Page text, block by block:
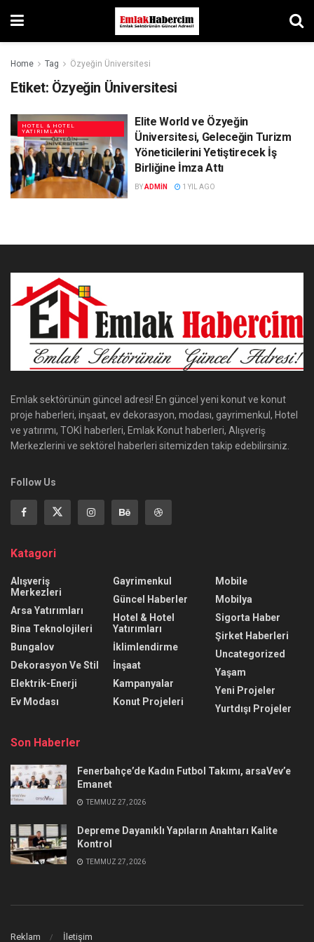
Home Tag Özyeğin Üniversitesi
Etiket: Özyeğin Üniversitesi
HOTEL & HOTEL
YATIRIMLARI
Elite World ve Özyeğin
Üniversitesi, Geleceğin Turizm
Yöneticilerini Yetiştirecek İş
Birliğine İmza Attı
BYADMIN 1 YIL AGO
Emlak sektörünün güncel adresi! En güncel yeni konut ve konut
proje haberleri, inşaat, ev dekorasyon, modası, gayrimenkul, Hotel
ve yatırımı, TOKİ haberleri, Emlak Konut haberleri, Alışveriş
Merkezlerini ve sektörel haberleri sitemizden takip edebilirsiniz.
Follow Us
Katagori
Alışveriş
Merkezleri
Arsa Yatırımları
Bina Teknolojileri
Bungalov
Dekorasyon Ve Stil
Elektrik-Enerji
Ev Modası
Gayrimenkul
Güncel Haberler
Hotel & Hotel
Yatırımları
İklimlendirme
İnşaat
Kampanyalar
Konut Projeleri
Mobile
Mobilya
Sigorta Haber
Şirket Haberleri
Uncategorized
Yaşam
Yeni Projeler
Yurtdışı Projeler
Son Haberler
Fenerbahçe’de Kadın Futbol Takımı, arsaVev’e
Emanet
TEMMUZ 27, 2026
Depreme Dayanıklı Yapıların Anahtarı Kalite
Kontrol
TEMMUZ 27, 2026
Reklam İletişim